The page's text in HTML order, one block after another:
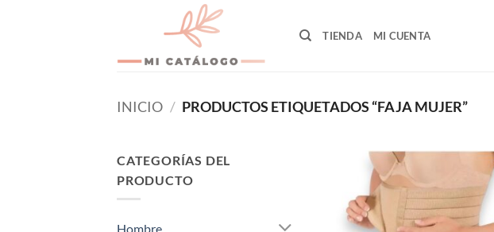
TIENDA MI CUENTA
INICIO / PRODUCTOS ETIQUETADOS “FAJA MUJER”
CATEGORÍAS DEL
PRODUCTO
Hombre